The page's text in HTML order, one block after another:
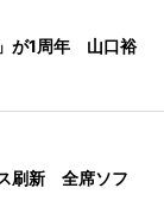
が1周年 山口裕
刷新 全席ソフ